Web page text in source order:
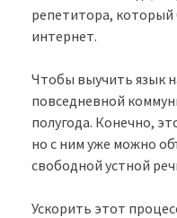
репетитора, который
интернет.
Чтобы выучить язык
повседневной
полугода. Конечно,
но с ним уже можно
свободной устной
Ускорить этот